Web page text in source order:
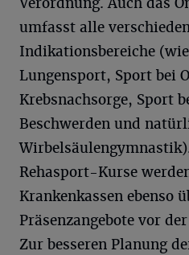
umfasst alle
Indikationsbereiche
Lungensport, Sport bei
Krebsnachsorge, Sport
Beschwerden und
Rehasport-Kurse
Krankenkassen ebenso
Präsenzangebote vor
Zur besseren Planung